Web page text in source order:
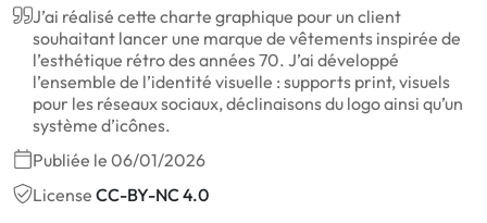
J’ai réalisé cette charte graphique pour un client
souhaitant lancer une marque de vêtements inspirée de
l’esthétique rétro des années 70. J’ai développé
l’ensemble de l’identité visuelle : supports print, visuels
pour les réseaux sociaux, déclinaisons du logo ainsi qu’un
système d’icônes.
Publiée le 06/01/2026
License CC-BY-NC 4.0